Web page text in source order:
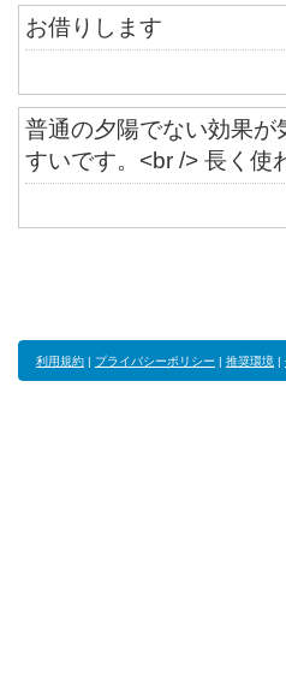
お借りします
普通の夕陽でない効果
すいです。<br /> 長く使
利用規約 | プライバシーポリシー | 推奨環境 |